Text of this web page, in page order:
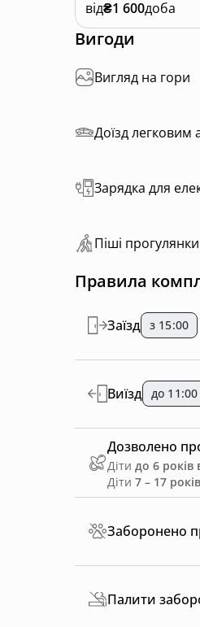
від₴1 600доба
Вигоди
Вигляд на гори
Доїзд легковим
Зарядка для
Пiшi
Правила
Заборонено
Заїзд з 15:00
Виїзд до 11:00
Дозволено
Діти до 6
Діти 7 – 17
Палити